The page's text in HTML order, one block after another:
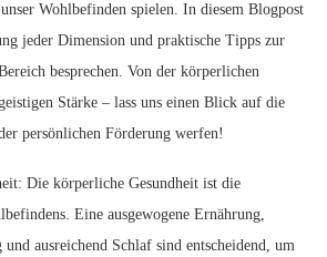
Wohlbefinden spielen. In diesem Blogpost
jeder Dimension und praktische Tipps zur
besprechen. Von der körperlichen
Stärke – lass uns einen Blick auf die
persönlichen Förderung werfen!
Die körperliche Gesundheit ist die
Eine ausgewogene Ernährung,
und ausreichend Schlaf sind entscheidend, um